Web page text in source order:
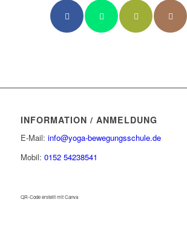
INFORMATION / ANMELDUNG
E-Mail: info@yoga-bewegungsschule.de
Mobil: 0152 54238541
QR-Code erstellt mit Canva